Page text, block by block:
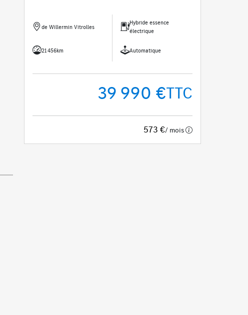
de Willermin Vitrolles
Hybride essence
électrique
21 456km Automatique
39 990 €TTC
573 €/ mois